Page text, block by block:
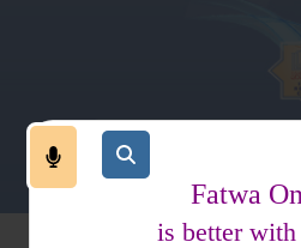
Fatwa
is better with